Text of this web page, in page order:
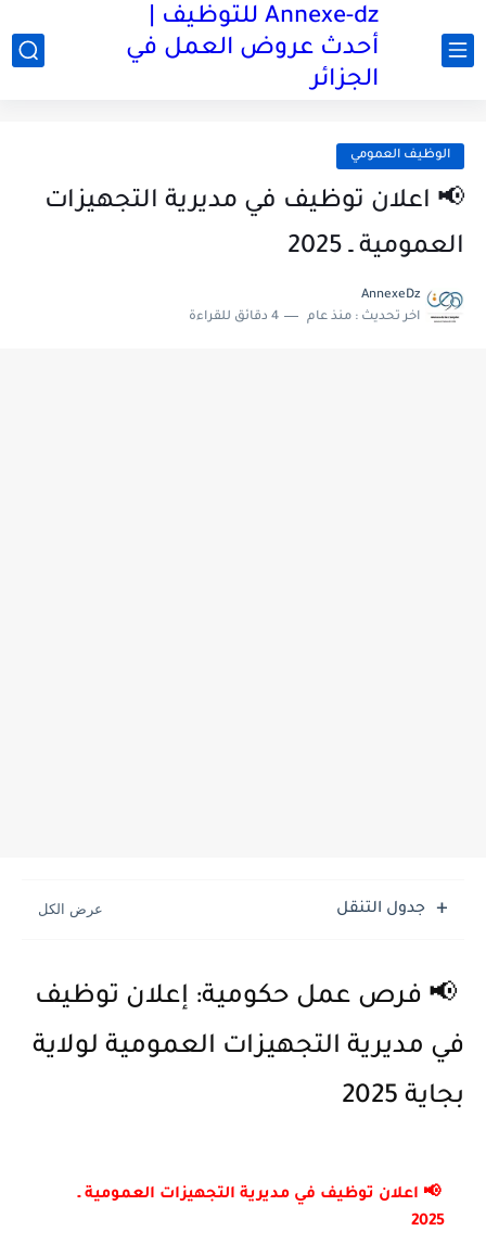
Annexe-dz للتوظيف |
أحدث عروض العمل في
الجزائر
الوظيف العمومي
📢 اعلان توظيف في مديرية التجهيزات
العمومية ـ 2025
AnnexeDz
اخر تحديث : منذ عام 4 دقائق للقراءة
جدول التنقل
📢 فرص عمل حكومية: إعلان توظيف
في مديرية التجهيزات العمومية لولاية
بجاية 2025
📢 اعلان توظيف في مديرية التجهيزات العمومية ـ
2025